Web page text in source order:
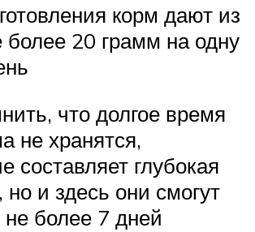
корм дают из
более 20 грамм на одну
что долгое время
не хранятся,
составляет глубокая
но и здесь они смогут
более 7 дней